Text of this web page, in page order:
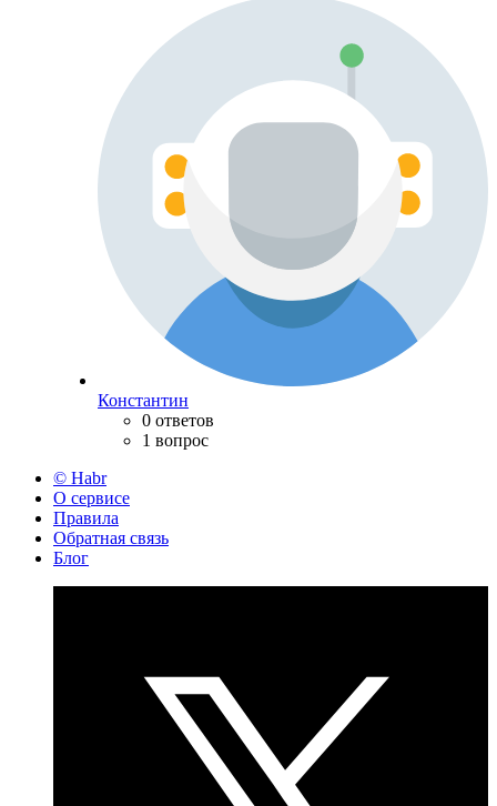
Константин
0 ответов
1 вопрос
© Habr
О сервисе
Правила
Обратная связь
Блог